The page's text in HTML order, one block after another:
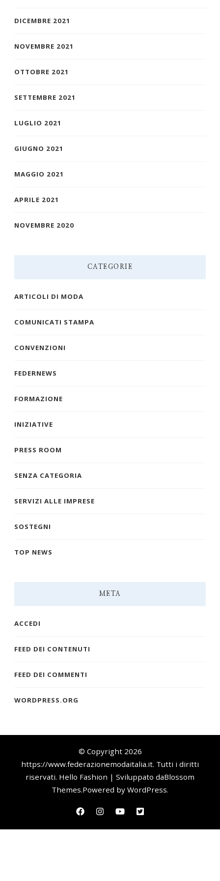
DICEMBRE 2021
NOVEMBRE 2021
OTTOBRE 2021
SETTEMBRE 2021
LUGLIO 2021
GIUGNO 2021
MAGGIO 2021
APRILE 2021
NOVEMBRE 2020
CATEGORIE
ARTICOLI DI MODA
COMUNICATI STAMPA
CONVENZIONI
FEDERNEWS
FORMAZIONE
INIZIATIVE
PRESS ROOM
SENZA CATEGORIA
SERVIZI ALLE IMPRESE
SOSTEGNI
TOP NEWS
META
ACCEDI
FEED DEI CONTENUTI
FEED DEI COMMENTI
WORDPRESS.ORG
© Copyright 2026
https://www.federazionemodaitalia.it. Tutti i diritti
riservati. Hello Fashion | Sviluppato daBlossom
Themes.Powered by WordPress.